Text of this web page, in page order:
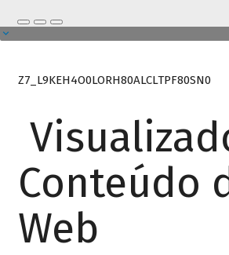
Z7_L9KEH4O0LORH80ALCLTPF80SN0
Conteúdo
Web